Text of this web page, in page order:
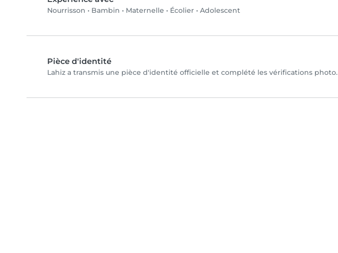
Nourrisson • Bambin • Maternelle • Écolier • Adolescent
Pièce d'identité
Lahiz a transmis une pièce d'identité officielle et complété les vérifications photo.